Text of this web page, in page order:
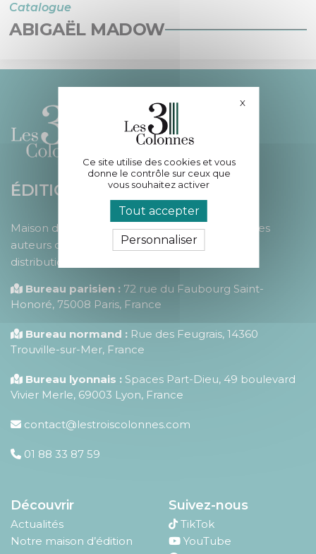
Catalogue
ABIGAËL MADOW
ÉDITIONS LES 3 COLONNES
Maison d’édition participative accompagnant les
auteurs dans la publication, la fabrication, la
distribution et la promotion de leurs ouvrages.
Bureau parisien : 72 rue du Faubourg Saint-
Honoré, 75008 Paris, France
Bureau normand : Rue des Feugrais, 14360
Trouville-sur-Mer, France
Bureau lyonnais : Spaces Part-Dieu, 49 boulevard
Vivier Merle, 69003 Lyon, France
contact@lestroiscolonnes.com
01 88 33 87 59
Découvrir
Actualités
Notre maison d’édition
Suivez-nous
TikTok
YouTube
Ce site utilise des cookies et vous
donne le contrôle sur ceux que
vous souhaitez activer
Tout accepter
Personnaliser
XMasquer le